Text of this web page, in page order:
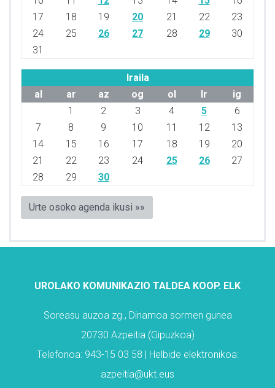
17
18 19 20 21 22
23
24
25 26 27 28 29
30
31
Iraila
al
ar az og ol lr
ig
1
2 3 4 5
6
7
8 9 10 11 12
13
14
15 16 17 18 19
20
21
22 23 24 25 26
27
28
29 30
Urte osoko agenda ikusi »»
UROLAKO KOMUNIKAZIO TALDEA KOOP. ELK
Soreasu auzoa zg., Dinamoa sormen gunea
20730 Azpeitia (Gipuzkoa)
Telefonoa: 943-15 03 58 | Helbide elektronikoa:
azpeitia@ukt.eus